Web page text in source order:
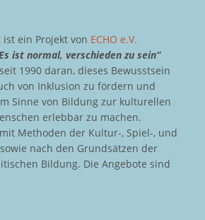
ein Projekt von ECHO e.V.
ist normal, verschieden zu sein“
seit 1990 daran, dieses Bewusstsein
von Inklusion zu fördern und
Sinne von Bildung zur kulturellen
erlebbar zu machen.
Methoden der Kultur-, Spiel-, und
nach den Grundsätzen der
Bildung. Die Angebote sind